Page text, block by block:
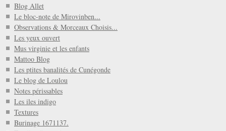
Blog Allet
Le bloc-note de Mirovinben...
Observations & Morceaux Choisis...
Les yeux ouvert
Mus virginie et les enfants
Mattoo Blog
Les ptites banalités de Cunégonde
Le blog de Loulou
Notes périssables
Les iles indigo
Textures
Burinage 1671137.